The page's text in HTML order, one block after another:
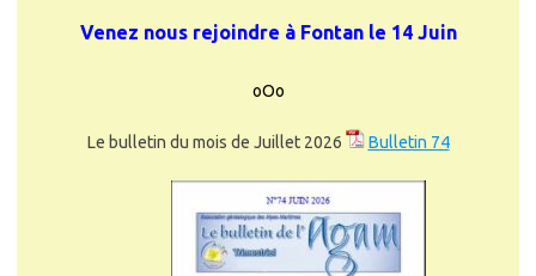
Venez nous rejoindre à Fontan le 14 Juin
oOo
Le bulletin du mois de Juillet 2026 Bulletin 74